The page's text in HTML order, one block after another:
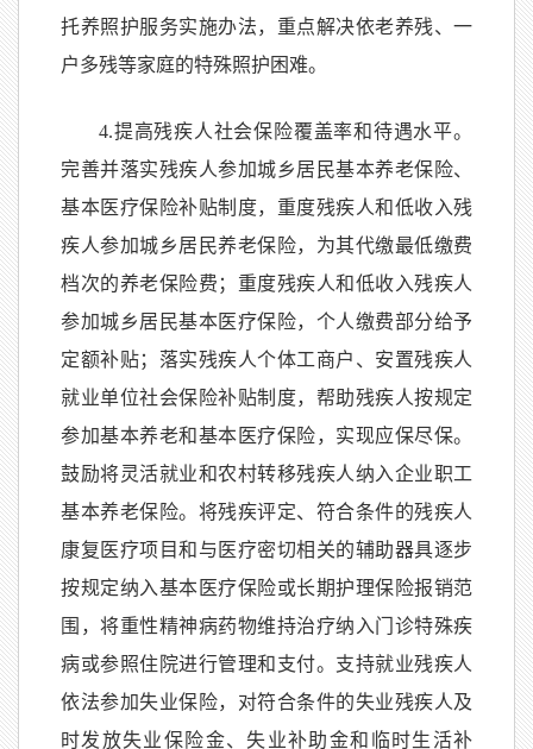
托养照护服务实施办法，重点解决依老养残、一
户多残等家庭的特殊照护困难。
4.提高残疾人社会保险覆盖率和待遇水平。
完善并落实残疾人参加城乡居民基本养老保险、
基本医疗保险补贴制度，重度残疾人和低收入残
疾人参加城乡居民养老保险，为其代缴最低缴费
档次的养老保险费；重度残疾人和低收入残疾人
参加城乡居民基本医疗保险，个人缴费部分给予
定额补贴；落实残疾人个体工商户、安置残疾人
就业单位社会保险补贴制度，帮助残疾人按规定
参加基本养老和基本医疗保险，实现应保尽保。
鼓励将灵活就业和农村转移残疾人纳入企业职工
基本养老保险。将残疾评定、符合条件的残疾人
康复医疗项目和与医疗密切相关的辅助器具逐步
按规定纳入基本医疗保险或长期护理保险报销范
围，将重性精神病药物维持治疗纳入门诊特殊疾
病或参照住院进行管理和支付。支持就业残疾人
依法参加失业保险，对符合条件的失业残疾人及
时发放失业保险金、失业补助金和临时生活补